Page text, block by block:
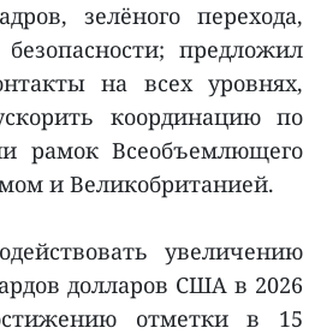
зелёного перехода,
предложил
на всех уровнях,
координацию по
рамок Всеобъемлющего
и Великобританией.
увеличению
долларов США в 2026
отметки в 15